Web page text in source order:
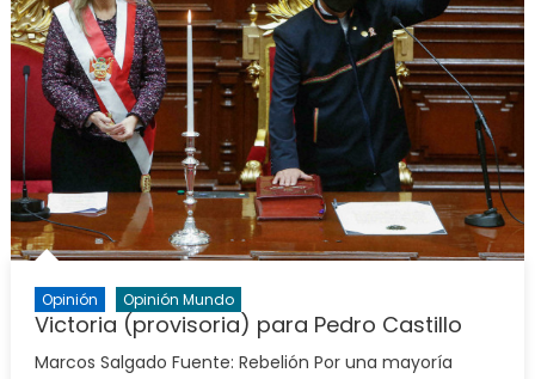
Opinión Opinión Mundo
Victoria (provisoria) para Pedro Castillo
Marcos Salgado Fuente: Rebelión Por una mayoría